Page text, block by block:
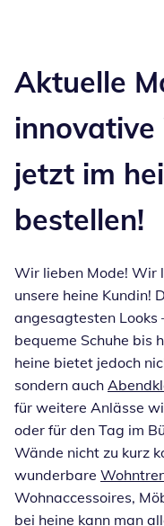
Aktuelle
jetzt im
bestellen!
Wir lieben Mode! Wir
unsere heine Kundin!
angesagtesten Looks
bequeme Schuhe bis
heine bietet jedoch
sondern auch
für weitere Anlässe
oder für den Tag im
Wände nicht zu kurz
wunderbare
Wohnaccessoires,
bei heine kann man